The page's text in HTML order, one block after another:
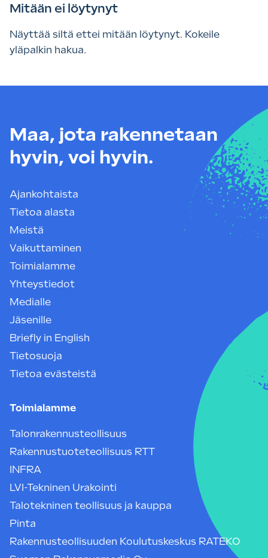
Mitään ei löytynyt
Näyttää siltä ettei mitään löytynyt. Kokeile
yläpalkin hakua.
Maa, jota rakennetaan
hyvin, voi hyvin.
Ajankohtaista
Tietoa alasta
Meistä
Vaikuttaminen
Toimialamme
Yhteystiedot
Medialle
Jäsenille
Briefly in English
Tietosuoja
Tietoa evästeistä
Toimialamme
Talonrakennusteollisuus
Rakennustuoteteollisuus RTT
INFRA
LVI-Tekninen Urakointi
Talotekninen teollisuus ja kauppa
Pinta
Rakennusteollisuuden Koulutuskeskus RATEKO